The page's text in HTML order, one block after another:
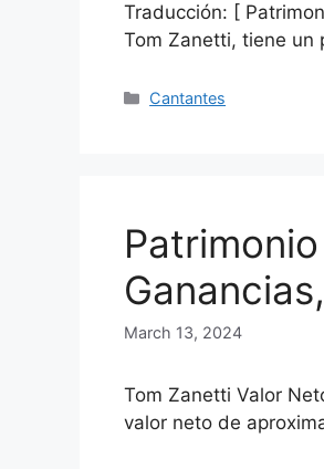
Traducción: [
Tom Zanetti, tiene
Categories
Cantantes
March 13, 2024
Tom Zanetti Valor
valor neto de